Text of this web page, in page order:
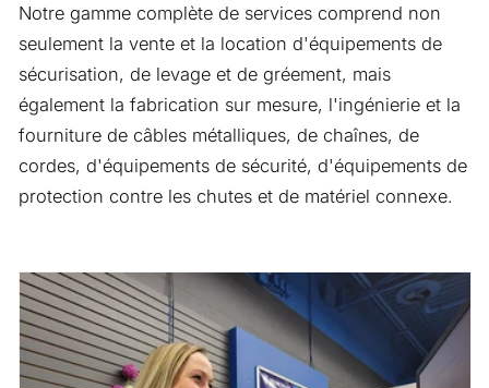
Notre gamme complète de services comprend non
seulement la vente et la location d'équipements de
sécurisation, de levage et de gréement, mais
également la fabrication sur mesure, l'ingénierie et la
fourniture de câbles métalliques, de chaînes, de
cordes, d'équipements de sécurité, d'équipements de
protection contre les chutes et de matériel connexe.